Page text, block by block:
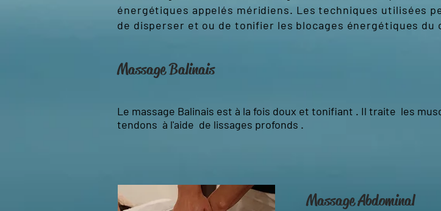
énergétiques appelés méridiens. Les techniques utilisées
de disperser et ou de tonifier les blocages énergétiques du
Massage Balinais
Le massage Balinais est à la fois doux et tonifiant . Il traite les
tendons à l'aide de lissages profonds .
Massage Abdominal